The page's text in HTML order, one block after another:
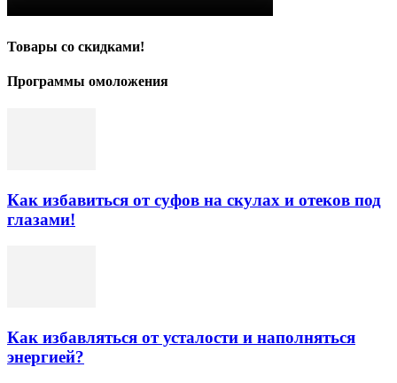
Товары со скидками!
Программы омоложения
Как избавиться от суфов на скулах и отеков под
глазами!
Как избавляться от усталости и наполняться
энергией?